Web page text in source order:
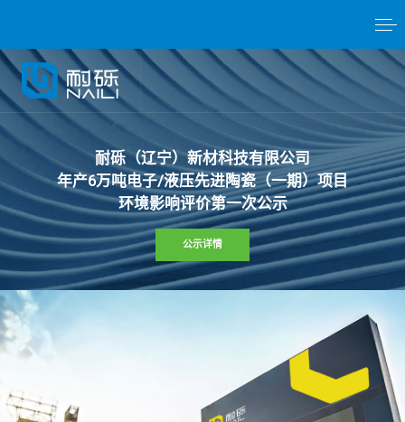
耐砾（辽宁）新材科技有限公司
年产6万吨电子/液压先进陶瓷（一期）项目
环境影响评价第一次公示
公示详情